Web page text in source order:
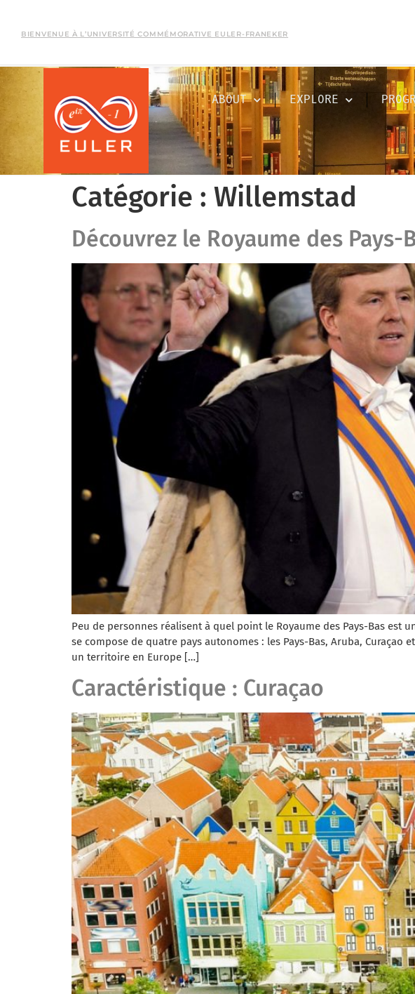
BIENVENUE À L’UNIVERSITÉ COMMÉMORATIVE EULER-FRANEKER
ABOUT EXPLORE
Catégorie : Willemstad
Découvrez le Royaume des Pays-
Peu de personnes réalisent à quel point le Royaume des Pays-Bas est
se compose de quatre pays autonomes : les Pays-Bas, Aruba, Curaçao
un territoire en Europe […]
Caractéristique : Curaçao